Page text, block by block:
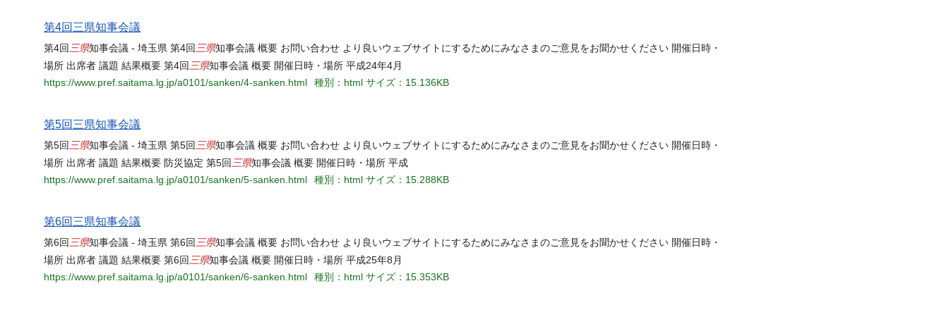
第4回三県知事会議
第4回 三県知事会議 - 埼玉県 第4回 三県知事会議 概要 お問い合わせ より良いウェブサイトにするためにみなさまのご意見をお聞かせください 開催日時・
場所 出席者 議題 結果概要 第4回 三県知事会議 概要 開催日時・場所 平成24年4月
https://www.pref.saitama.lg.jp/a0101/sanken/4-sanken.html
種別：html サイズ：15.136KB
第5回三県知事会議
第5回 三県知事会議 - 埼玉県 第5回 三県知事会議 概要 お問い合わせ より良いウェブサイトにするためにみなさまのご意見をお聞かせください 開催日時・
場所 出席者 議題 結果概要 防災協定 第5回 三県知事会議 概要 開催日時・場所 平成
https://www.pref.saitama.lg.jp/a0101/sanken/5-sanken.html
種別：html サイズ：15.288KB
第6回三県知事会議
第6回 三県知事会議 - 埼玉県 第6回 三県知事会議 概要 お問い合わせ より良いウェブサイトにするためにみなさまのご意見をお聞かせください 開催日時・
場所 出席者 議題 結果概要 第6回 三県知事会議 概要 開催日時・場所 平成25年8月
https://www.pref.saitama.lg.jp/a0101/sanken/6-sanken.html
種別：html サイズ：15.353KB